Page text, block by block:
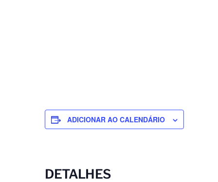
ADICIONAR AO CALENDÁRIO
DETALHES